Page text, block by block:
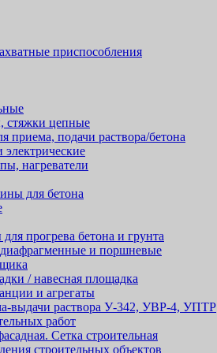
приспособления
стяжки цепные
приема, подачи раствора/бетона
электрические
нагреватели
для бетона
прогрева бетона и грунта
диафрагменные и поршневые
/ навесная площадка
и агрегаты
выдачи раствора У-342, УВР-4, УПТР
работ
Сетка строительная
строительных объектов